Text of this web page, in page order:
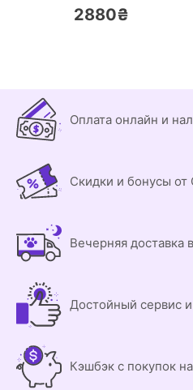
2880₴
Оплата онлайн и
Скидки и бонусы от
Вечерняя доставка
Достойный сервис
Кэшбэк с покупок